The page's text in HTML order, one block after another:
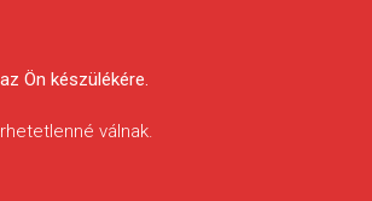
Ön készülékére.
válnak.